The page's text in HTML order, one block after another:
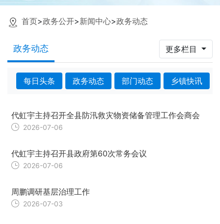
首页>政务公开>新闻中心>政务动态
政务动态 更多栏目
每日头条 政务动态 部门动态 乡镇快讯
代虹宇主持召开全县防汛救灾物资储备管理工作会商会
2026-07-06
代虹宇主持召开县政府第60次常务会议
2026-07-06
周鹏调研基层治理工作
2026-07-03